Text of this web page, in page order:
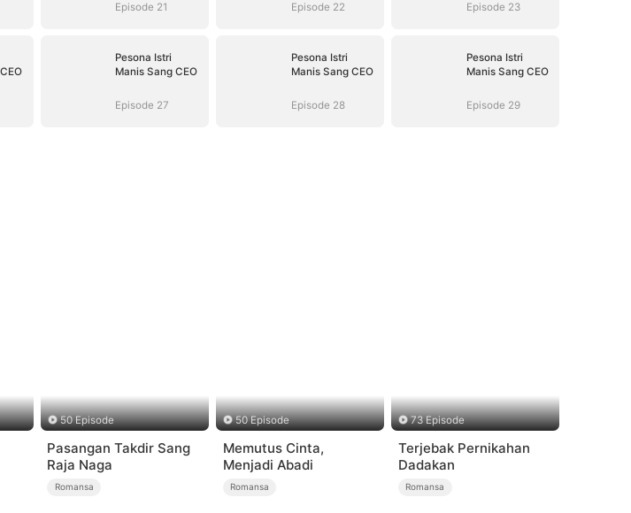
Episode 21 Episode 22 Episode 23
Pesona Istri
Manis Sang CEO
Episode 27
Pesona Istri
Manis Sang CEO
Episode 28
Pesona Istri
Manis Sang CEO
Episode 29
50 Episode
Pasangan Takdir Sang
Raja Naga
Romansa
50 Episode
Memutus Cinta,
Menjadi Abadi
Romansa
73 Episode
Terjebak Pernikahan
Dadakan
Romansa